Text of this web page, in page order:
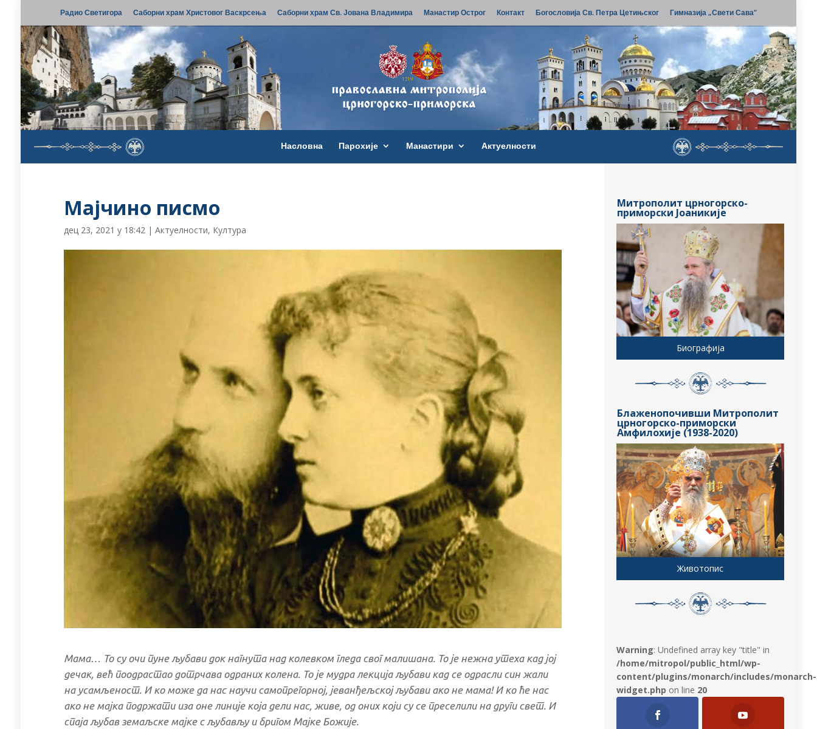
Радио Светигора Саборни храм Христовог Васкрсења Саборни храм Св. Јована Владимира Манастир Острог Контакт Богословија Св. Петра Цетињског Гимназија „Свети Сава“
Насловна Парохије Манастири Актуелности
Мајчино писмо
дец 23, 2021 у 18:42 |Актуелности, Култура
Мама… То су очи пуне љубави док нагнута над колевком гледа свог малишана. То је нежна утеха кад јој
дечак, већ поодрастао дотрчава одраних колена. То је мудра лекција љубави кад се одрасли син жали
на усамљеност. И ко може да нас научи самопрегорној, јеванђељској љубави ако не мама! И ко ће нас
ако не мајка подржати иза оне линије која дели нас, живе, од оних који су се преселили на други свет. И
спаја љубав земаљске мајке с љубављу и бригом Мајке Божије.
Митрополит црногорско-
приморски Јоаникије
Биографија
Блаженопочивши Митрополит
црногорско-приморски
Амфилохије (1938-2020)
Животопис
Warning: Undefined array key "title" in
/home/mitropol/public_html/wp-
content/plugins/monarch/includes/monarch-
widget.php on line 20